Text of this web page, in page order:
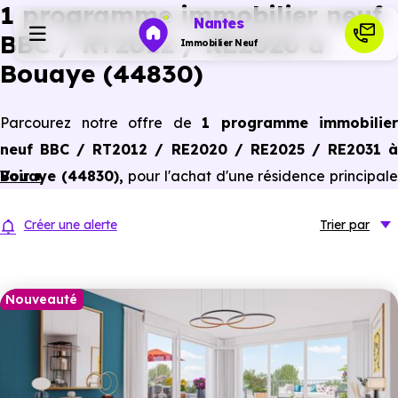
Nantes
Immobilier Neuf
Investir
Ressources
Financer
1 programme immobilier neuf
BBC / RT2012 / RE2020 à
Bouaye (44830)
Parcourez notre offre de 1 programme immobilier
neuf BBC / RT2012 / RE2020 / RE2025 / RE2031 à
Bouaye (44830), pour l'achat d'une résidence principale
normes de performances énergétiques, pour un gain
Voir +
Créer une alerte Trier par
Nouveauté